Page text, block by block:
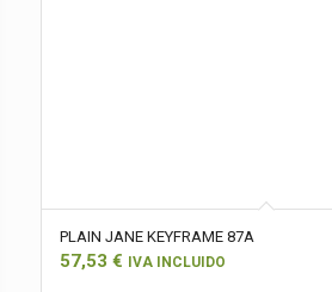
PLAIN JANE KEYFRAME 87A
57,53 € IVA INCLUIDO